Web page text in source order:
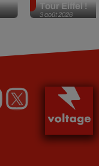
3 août 2026
Tour Eiffel !